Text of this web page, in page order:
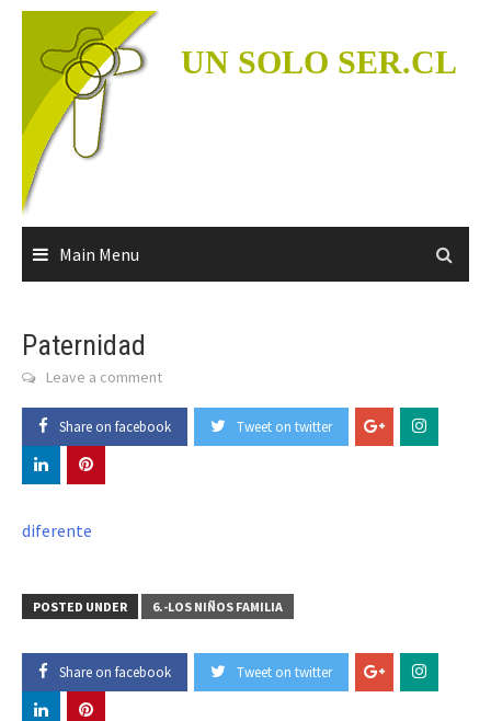
Skip
content
UN SOLO SER.CL
Main Menu
Paternidad
Leave a comment
Share on facebook Tweet on twitter
diferente
POSTED UNDER 6.-LOS NIÑOS FAMILIA
Share on facebook Tweet on twitter